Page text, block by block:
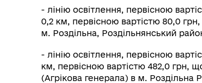
- лінію освітлення, первісною
0,2 км, первісною вартістю 80,0
м. Роздільна, Роздільнянський
- лінію освітлення, первісною
км, первісною вартістю 482,0 грн,
(Агрікова генерала) в м. Роздільна